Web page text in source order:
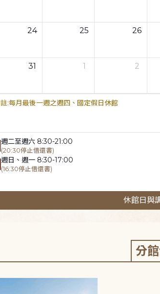
24 25 26
31 1 2
每月最後一週之週四、國定假日休館
週二至週六 8:30-21:00
(20:30停止借還書)
週日、週一 8:30-17:00
(16:30停止借還書)
休館日與
分